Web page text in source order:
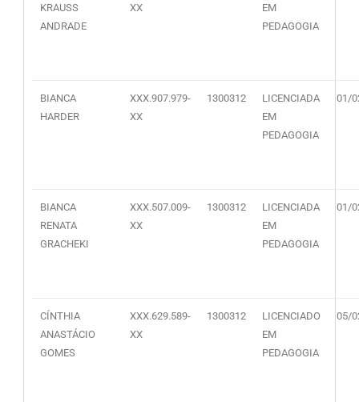
KRAUSS
ANDRADE
XX
EM
PEDAGOGIA
BIANCA
HARDER
XXX.907.979-
XX
1300312
LICENCIADA
EM
PEDAGOGIA
01/
BIANCA
RENATA
GRACHEKI
XXX.507.009-
XX
1300312
LICENCIADA
EM
PEDAGOGIA
01/
CÍNTHIA
ANASTÁCIO
GOMES
XXX.629.589-
XX
1300312
LICENCIADO
EM
PEDAGOGIA
05/